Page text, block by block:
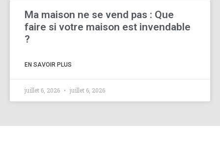
Ma maison ne se vend pas : Que
faire si votre maison est invendable
?
EN SAVOIR PLUS
juillet 6, 2026 juillet 6, 2026